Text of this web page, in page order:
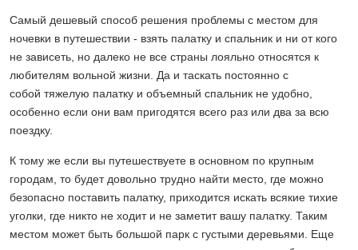
Самый дешевый способ решения проблемы с местом для
ночевки в путешествии - взять палатку и спальник и ни от кого
не зависеть, но далеко не все страны лояльно относятся к
любителям вольной жизни. Да и таскать постоянно с
собой тяжелую палатку и объемный спальник не удобно,
особенно если они вам пригодятся всего раз или два за всю
поездку.
К тому же если вы путешествуете в основном по крупным
городам, то будет довольно трудно найти место, где можно
безопасно поставить палатку, приходится искать всякие тихие
уголки, где никто не ходит и не заметит вашу палатку. Таким
местом может быть большой парк с густыми деревьями. Еще